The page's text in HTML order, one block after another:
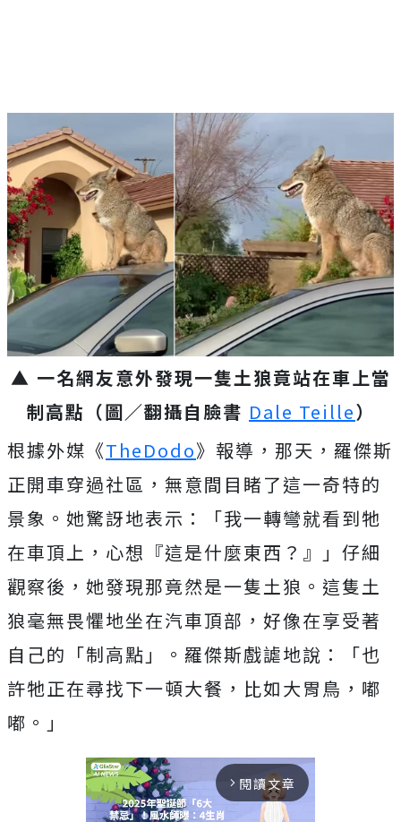
▲ 一名網友意外發現一隻土狼竟站在車上當
制高點（圖／翻攝自臉書 Dale Teille）
根據外媒《TheDodo》報導，那天，羅傑斯
正開車穿過社區，無意間目睹了這一奇特的
景象。她驚訝地表示：「我一轉彎就看到牠
在車頂上，心想『這是什麼東西？』」仔細
觀察後，她發現那竟然是一隻土狼。這隻土
狼毫無畏懼地坐在汽車頂部，好像在享受著
自己的「制高點」。羅傑斯戲謔地說：「也
許牠正在尋找下一頓大餐，比如大胃鳥，嘟
嘟。」
arrow_forward_ios 閱讀文章